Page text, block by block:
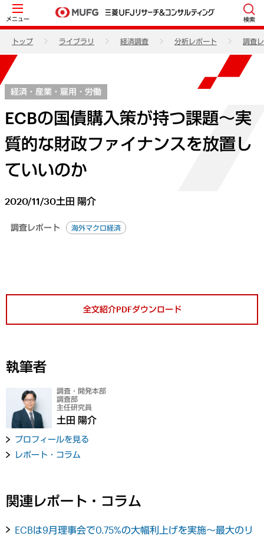
メニュー 検索
トップ ライブラリ 経済調査 分析レポート 調査
経済・産業・雇用・労働
ECBの国債購入策が持つ課題～実
質的な財政ファイナンスを放置し
ていいのか
2020/11/30土田 陽介
調査レポート 海外マクロ経済
全文紹介PDFダウンロード
執筆者
調査・開発本部
調査部
主任研究員
土田 陽介
プロフィールを見る
レポート・コラム
関連レポート・コラム
ECBは9月理事会で0.75%の大幅利上げを実施～最大のリ